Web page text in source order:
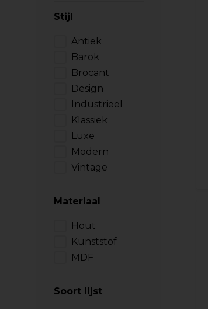
Stijl
Antiek
Barok
Brocant
Design
Industrieel
Klassiek
Luxe
Modern
Vintage
Materiaal
Hout
Kunststof
MDF
Soort lijst